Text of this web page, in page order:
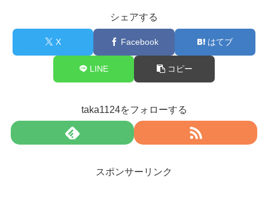
シェアする
X Facebook はてブ
LINE コピー
taka1124をフォローする
スポンサーリンク